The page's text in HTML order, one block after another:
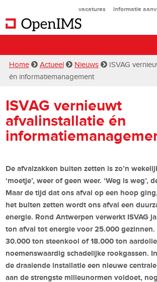
vacatures informatie
Home Actueel Nieuws
ISVAG
én informatiemanagement
ISVAG vernieuwt
afvalinstallatie én
De afvalzakken buiten zetten is zo’n
‘moetje’, weer of geen weer. ‘Weg is weg’,
Maar de tijd dat ons afval op een hoop
het buiten zetten wordt ons afval een
energie. Rond Antwerpen verwerkt ISVAG
ton afval tot energie voor 25.000 gezinnen.
30.000 ton steenkool of 18.000 ton
noemenswaardig schadelijke rookgassen.
de draaiende installatie een nieuwe
aan de strengste milieunormen voldoet,